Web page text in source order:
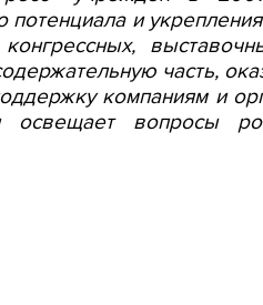
потенциала и
часть,
компаниям и
освещает вопросы